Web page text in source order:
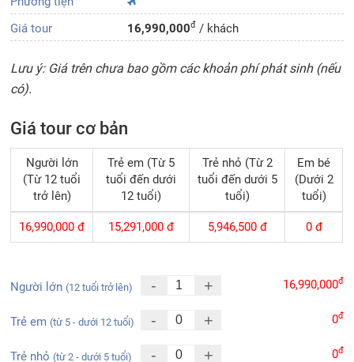
Giá tour
16,990,000đ / khách
Lưu ý: Giá trên chưa bao gồm các khoản phí phát sinh (nếu
có).
Giá tour cơ bản
Người lớn
(Từ 12 tuổi
trở lên)
Trẻ em (Từ 5
tuổi đến dưới
12 tuổi)
Trẻ nhỏ (Từ 2
tuổi đến dưới 5
tuổi)
Em bé
(Dưới 2
tuổi)
16,990,000 đ 15,291,000 đ 5,946,500đ 0đ
Người lớn(12 tuổi trở lên) - + 16,990,000đ
Trẻ em(từ 5 - dưới 12 tuổi) - + 0đ
Trẻ nhỏ(từ 2 - dưới 5 tuổi) - + 0đ